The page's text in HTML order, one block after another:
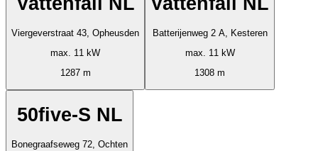
Viergeverstraat 43, Opheusden
max. 11 kW
1287 m
Batterijenweg 2 A, Kesteren
max. 11 kW
1308 m
50five-S NL
Bonegraafseweg 72, Ochten